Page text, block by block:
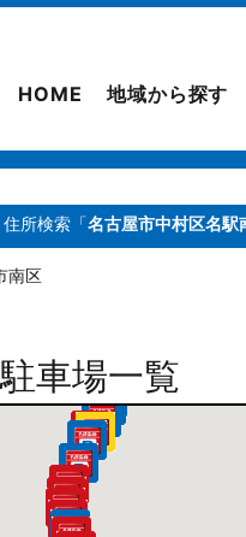
HOME 地域から探す
住所検索「名古屋市中村区名駅
南区
車場一覧